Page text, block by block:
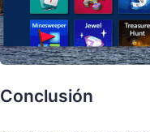
Conclusión